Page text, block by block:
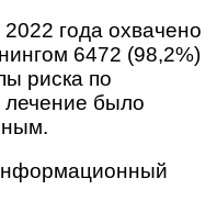
года охвачено
6472 (98,2%)
риска по
лечение было